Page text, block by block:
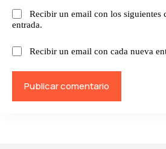
Recibir un email con los siguientes
entrada.
Recibir un email con cada nueva
Publicar comentario